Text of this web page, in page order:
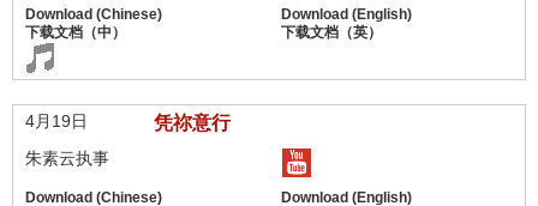
4月19日 凭祢意行
朱素云执事